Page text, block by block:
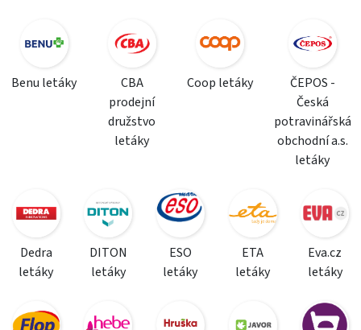
Benu letáky
CBA
prodejní
družstvo
letáky
Coop letáky
ČEPOS -
Česká
potravinářská
obchodní a.s.
letáky
Dedra
letáky
DITON
letáky
ESO
letáky
ETA
letáky
Eva.cz
letáky